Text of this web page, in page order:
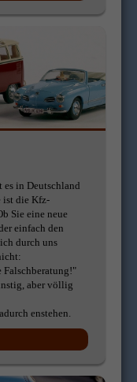
in Deutschland
ist die Kfz-
Sie eine neue
einfach den
durch uns
Falschberatung!"
aber völlig
enstehen.